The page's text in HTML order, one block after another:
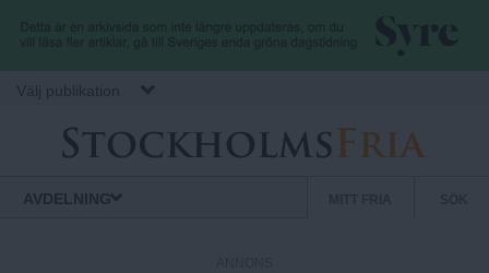
Hoppa till huvudinnehåll
Välj publikation
S
AVDELNING